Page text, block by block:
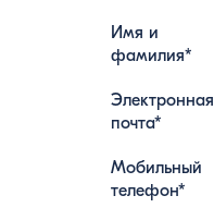
Имя и
фамилия*
Электронная
почта*
Мобильный
телефон*